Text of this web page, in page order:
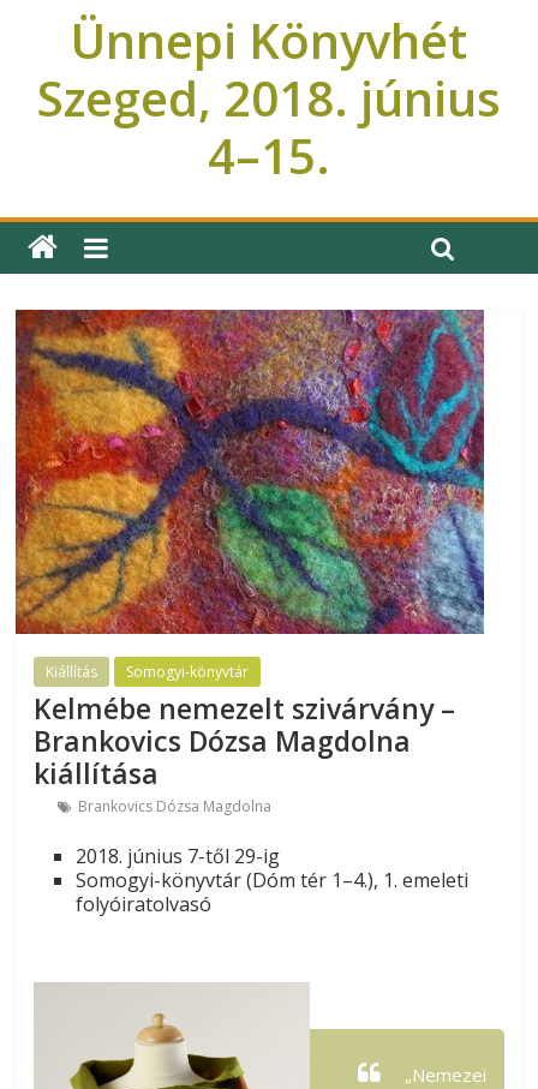
Ünnepi Könyvhét
Szeged, 2018. június
4–15.
Kiállítás Somogyi-könyvtár
Kelmébe nemezelt szivárvány –
Brankovics Dózsa Magdolna
kiállítása
Brankovics Dózsa Magdolna
2018. június 7-től 29-ig
Somogyi-könyvtár (Dóm tér 1–4.), 1. emeleti
folyóiratolvasó
„Nemezei